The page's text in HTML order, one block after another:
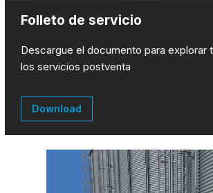
Folleto de servicio
Descargue el documento para explorar
los servicios postventa
Download